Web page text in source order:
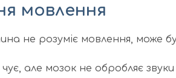
мовлення
не розуміє мовлення, може
але мозок не обробляє